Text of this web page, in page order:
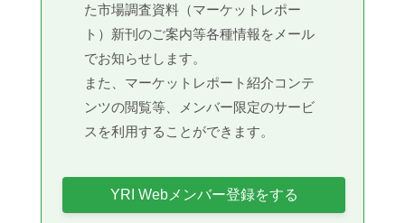
た市場調査資料（マーケットレポー
ト）新刊のご案内等各種情報をメール
でお知らせします。
また、マーケットレポート紹介コンテ
ンツの閲覧等、メンバー限定のサービ
スを利用することができます。
YRI Webメンバー登録をする